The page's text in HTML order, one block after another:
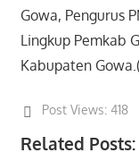
Gowa, Pengurus
Lingkup Pemkab
Kabupaten
Post Views: 418
Related Posts: